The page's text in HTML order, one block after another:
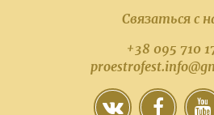
Связаться с
+38 095 710